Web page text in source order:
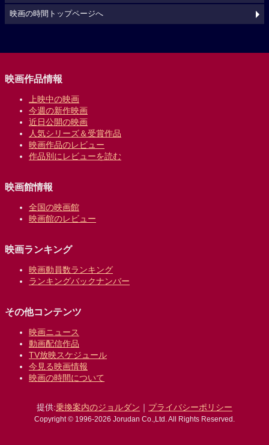
映画の時間トップページへ
映画作品情報
上映中の映画
今週の新作映画
近日公開の映画
人気シリーズ＆受賞作品
映画作品のレビュー
作品別にレビューを読む
映画館情報
全国の映画館
映画館のレビュー
映画ランキング
映画動員数ランキング
ランキングバックナンバー
その他コンテンツ
映画ニュース
動画配信作品
TV放映スケジュール
今見る映画情報
映画の時間について
提供:乗換案内のジョルダン ｜ プライバシーポリシー
Copyright © 1996-2026 Jorudan Co.,Ltd. All Rights Reserved.